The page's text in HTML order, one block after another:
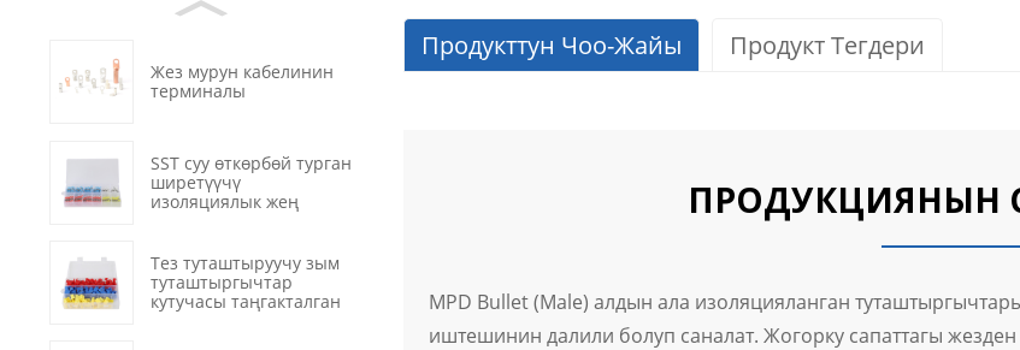
Жез мурун кабелинин
терминалы
SST суу өткөрбөй турган
ширетүүчү
изоляциялык жең
Тез туташтыруучу зым
туташтыргычтар
кутучасы таңгакталган
Продукттун Чоо-Жайы Продукт Тегдери
ПРОДУКЦИЯНЫН
MPD Bullet (Male) алдын ала изоляцияланган
иштешинин далили болуп саналат. Жогорку сапаттагы